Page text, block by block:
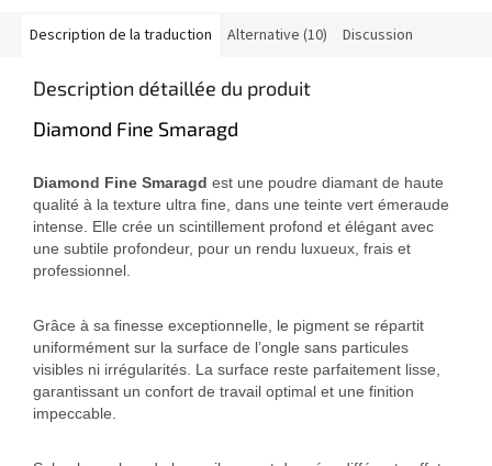
Description de la traduction Alternative (10) Discussion
Description détaillée du produit
Diamond Fine Smaragd
Diamond Fine Smaragd est une poudre diamant de haute
qualité à la texture ultra fine, dans une teinte vert émeraude
intense. Elle crée un scintillement profond et élégant avec
une subtile profondeur, pour un rendu luxueux, frais et
professionnel.
Grâce à sa finesse exceptionnelle, le pigment se répartit
uniformément sur la surface de l’ongle sans particules
visibles ni irrégularités. La surface reste parfaitement lisse,
garantissant un confort de travail optimal et une finition
impeccable.